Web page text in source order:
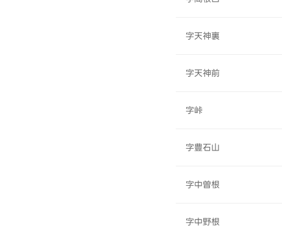
字天神裏
字天神前
字峠
字豊石山
字中曽根
字中野根